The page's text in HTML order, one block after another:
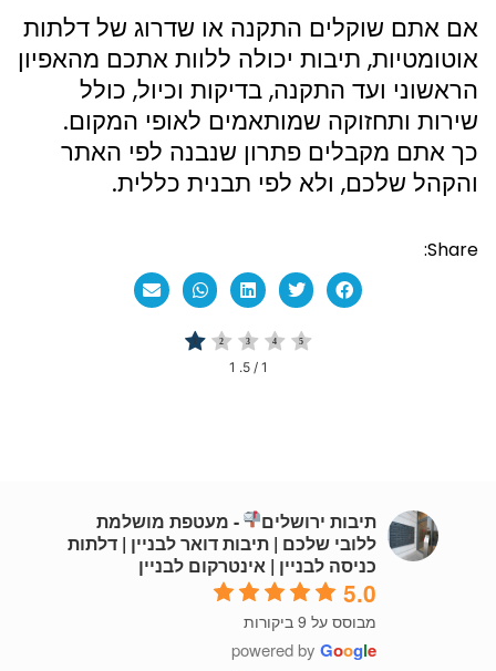
אם אתם שוקלים התקנה או שדרוג של דלתות
אוטומטיות, תיבות יכולה ללוות אתכם מהאפיון
הראשוני ועד התקנה, בדיקות וכיול, כולל
שירות ותחזוקה שמותאמים לאופי המקום.
כך אתם מקבלים פתרון שנבנה לפי האתר
והקהל שלכם, ולא לפי תבנית כללית.
Share:
1
/ 5.
1
תיבות ירושלים
- מעטפת מושלמת
ללובי שלכם | תיבות דואר לבניין | דלתות
כניסה לבניין | אינטרקום לבניין
5.0
מבוסס על 9 ביקורות
powered by Google